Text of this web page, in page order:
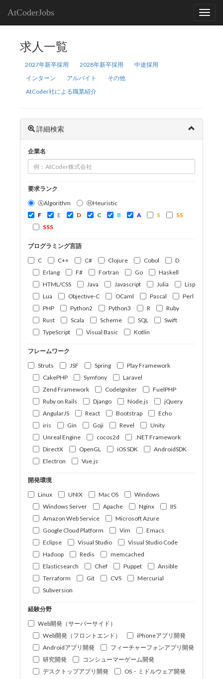
AtCoderJobs
求人一覧
2027年新卒採用 2028年新卒採用
中途採用
インターン
アルバイト
その他
AtCoder社による職業紹介
詳細検索
企業名
要求ランク
ⒶAlgorithm
ⒽHeuristic
F
E D C B A S
SS
SSS
プログラミング言語
C
C++ C# Clojure Cobol
D
Erlang
F# Fortran Go
Haskell
HTML/CSS
Java Javascript Julia
Lisp
Lua
Objective-C OCaml Pascal
Perl
PHP
Python2 Python3 R
Ruby
Rust
Scala Scheme SQL
Swift
TypeScript
Visual Basic Kotlin
フレームワーク
Struts
JSF Spring
Play Framework
CakePHP
Symfony
Laravel
Zend Framework
CodeIgniter
FuelPHP
Ruby on Rails
Django Node.js
jQuery
AngularJS
React Bootstrap
Echo
iris
Gin Goji Revel
Unity
Unreal Engine
cocos2d
.NET Framework
DirectX
OpenGL iOS SDK
AndroidSDK
Electron
Vue.js
開発環境
Linux
UNIX Mac OS
Windows
Windows Server
Apache Nginx
IIS
Amazon Web Service
Microsoft Azure
Google Cloud Platform
Vim
Emacs
Eclipse
Visual Studio
Visual Studio Code
Hadoop
Redis
memcached
Elasticsearch
Chef Puppet
Ansible
Terraform
Git CVS
Mercurial
Subversion
経験分野
Web開発（サーバーサイド）
Web開発（フロントエンド）
iPhoneアプリ開発
Androidアプリ開発
フィーチャーフォンアプリ開発
研究開発
コンシューマーゲーム開発
デスクトップアプリ開発
OS・ミドルウェア開発